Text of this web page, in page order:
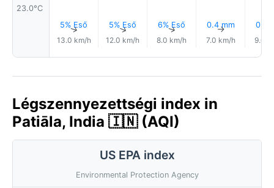
23.0°C
5% Eső
↑
13.0 km/h
5% Eső
↑
12.0 km/h
6% Eső
↑
8.0 km/h
0.4 mm
↑
7.0 km/h
0.5
9.0
Légszennyezettségi index in
Patiāla, India 🇮🇳 (AQI)
US EPA index
Environmental Protection Agency